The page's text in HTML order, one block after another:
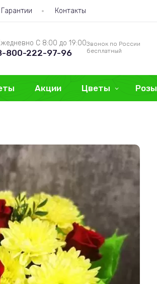
Контакты
С 8:00 до 19:00
800-222-97-96
Звонок по России
бесплатный
Акции Цветы Розы